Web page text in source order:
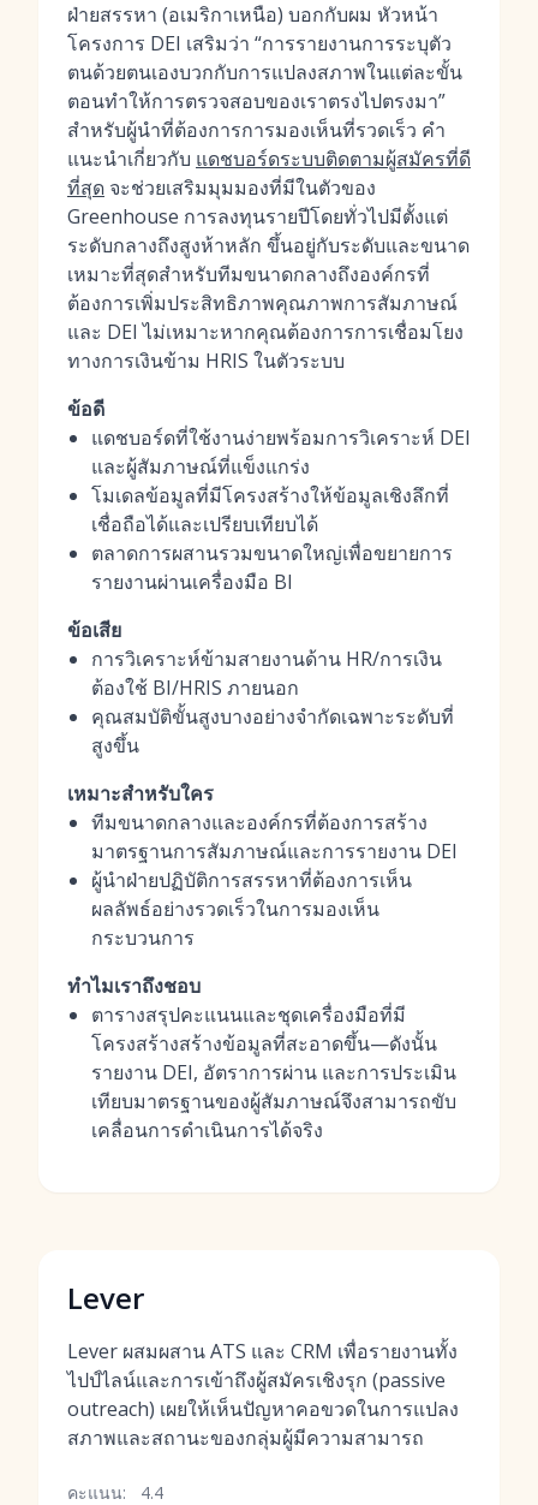
ฝ่ายสรรหา (อเมริกาเหนือ) บอกกับผม หัวหน้า
โครงการ DEI เสริมว่า “การรายงานการระบุตัว
ตนด้วยตนเองบวกกับการแปลงสภาพในแต่ละขั้น
ตอนทำให้การตรวจสอบของเราตรงไปตรงมา”
สำหรับผู้นำที่ต้องการการมองเห็นที่รวดเร็ว คำ
แนะนำเกี่ยวกับ แดชบอร์ดระบบติดตามผู้สมัครที่ดี
ที่สุด จะช่วยเสริมมุมมองที่มีในตัวของ
Greenhouse การลงทุนรายปีโดยทั่วไปมีตั้งแต่
ระดับกลางถึงสูงห้าหลัก ขึ้นอยู่กับระดับและขนาด
เหมาะที่สุดสำหรับทีมขนาดกลางถึงองค์กรที่
ต้องการเพิ่มประสิทธิภาพคุณภาพการสัมภาษณ์
และ DEI ไม่เหมาะหากคุณต้องการการเชื่อมโยง
ทางการเงินข้าม HRIS ในตัวระบบ
ข้อดี
แดชบอร์ดที่ใช้งานง่ายพร้อมการวิเคราะห์ DEI
และผู้สัมภาษณ์ที่แข็งแกร่ง
โมเดลข้อมูลที่มีโครงสร้างให้ข้อมูลเชิงลึกที่
เชื่อถือได้และเปรียบเทียบได้
ตลาดการผสานรวมขนาดใหญ่เพื่อขยายการ
รายงานผ่านเครื่องมือ BI
ข้อเสีย
การวิเคราะห์ข้ามสายงานด้าน HR/การเงิน
ต้องใช้ BI/HRIS ภายนอก
คุณสมบัติขั้นสูงบางอย่างจำกัดเฉพาะระดับที่
สูงขึ้น
เหมาะสำหรับใคร
ทีมขนาดกลางและองค์กรที่ต้องการสร้าง
มาตรฐานการสัมภาษณ์และการรายงาน DEI
ผู้นำฝ่ายปฏิบัติการสรรหาที่ต้องการเห็น
ผลลัพธ์อย่างรวดเร็วในการมองเห็น
กระบวนการ
ทำไมเราถึงชอบ
ตารางสรุปคะแนนและชุดเครื่องมือที่มี
โครงสร้างสร้างข้อมูลที่สะอาดขึ้น—ดังนั้น
รายงาน DEI, อัตราการผ่าน และการประเมิน
เทียบมาตรฐานของผู้สัมภาษณ์จึงสามารถขับ
เคลื่อนการดำเนินการได้จริง
Lever
Lever ผสมผสาน ATS และ CRM เพื่อรายงานทั้ง
ไปป์ไลน์และการเข้าถึงผู้สมัครเชิงรุก (passive
outreach) เผยให้เห็นปัญหาคอขวดในการแปลง
สภาพและสถานะของกลุ่มผู้มีความสามารถ
คะแนน: 4.4